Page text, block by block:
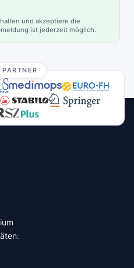
und akzeptiere die
ist jederzeit möglich.
PARTNER
: